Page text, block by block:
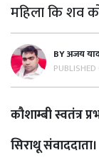
महिला कि शव
BYअजय
कौशाम्बी स्वतंत्र
सिराथू संवाददाता।